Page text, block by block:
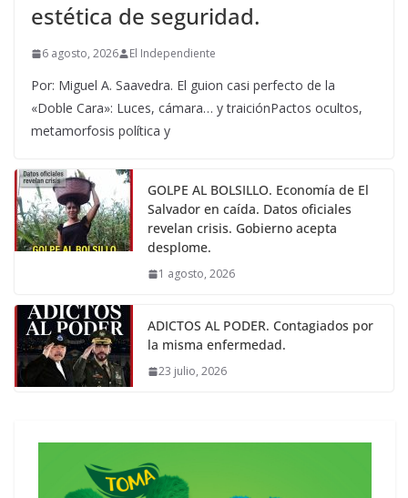
estética de seguridad.
6 agosto, 2026 El Independiente
Por: Miguel A. Saavedra. El guion casi perfecto de la
«Doble Cara»: Luces, cámara… y traiciónPactos ocultos,
metamorfosis política y
GOLPE AL BOLSILLO. Economía de El
Salvador en caída. Datos oficiales
revelan crisis. Gobierno acepta
desplome.
1 agosto, 2026
ADICTOS AL PODER. Contagiados por
la misma enfermedad.
23 julio, 2026